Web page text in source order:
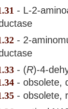
- L-2-
- 2-
- (R)-4-
- obsolete,
- obsolete,